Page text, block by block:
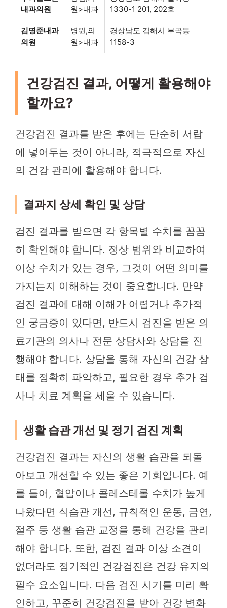
내과의원
원>내과
1330-1 201, 202호
김명준내과
의원
병원,의
원>내과
경상남도 김해시 부곡동
1158-3
건강검진 결과, 어떻게 활용해야
할까요?
건강검진 결과를 받은 후에는 단순히 서랍
에 넣어두는 것이 아니라, 적극적으로 자신
의 건강 관리에 활용해야 합니다.
결과지 상세 확인 및 상담
검진 결과를 받으면 각 항목별 수치를 꼼꼼
히 확인해야 합니다. 정상 범위와 비교하여
이상 수치가 있는 경우, 그것이 어떤 의미를
가지는지 이해하는 것이 중요합니다. 만약
검진 결과에 대해 이해가 어렵거나 추가적
인 궁금증이 있다면, 반드시 검진을 받은 의
료기관의 의사나 전문 상담사와 상담을 진
행해야 합니다. 상담을 통해 자신의 건강 상
태를 정확히 파악하고, 필요한 경우 추가 검
사나 치료 계획을 세울 수 있습니다.
생활 습관 개선 및 정기 검진 계획
건강검진 결과는 자신의 생활 습관을 되돌
아보고 개선할 수 있는 좋은 기회입니다. 예
를 들어, 혈압이나 콜레스테롤 수치가 높게
나왔다면 식습관 개선, 규칙적인 운동, 금연,
절주 등 생활 습관 교정을 통해 건강을 관리
해야 합니다. 또한, 검진 결과 이상 소견이
없더라도 정기적인 건강검진은 건강 유지의
필수 요소입니다. 다음 검진 시기를 미리 확
인하고, 꾸준히 건강검진을 받아 건강 변화